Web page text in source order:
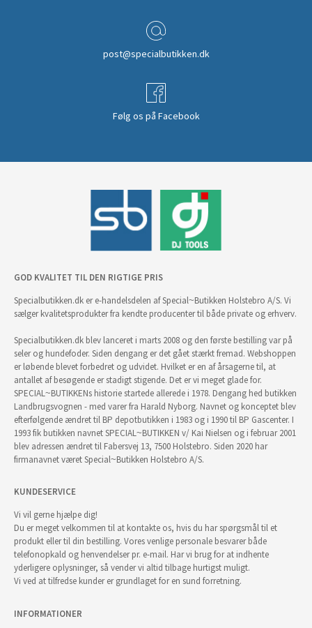
post@specialbutikken.dk
Følg os på Facebook
GOD KVALITET TIL DEN RIGTIGE PRIS
Specialbutikken.dk er e-handelsdelen af Special~Butikken Holstebro A/S. Vi
sælger kvalitetsprodukter fra kendte producenter til både private og erhverv.
Specialbutikken.dk blev lanceret i marts 2008 og den første bestilling var på
seler og hundefoder. Siden dengang er det gået stærkt fremad. Webshoppen
er løbende blevet forbedret og udvidet. Hvilket er en af årsagerne til, at
antallet af besøgende er stadigt stigende. Det er vi meget glade for.
SPECIAL~BUTIKKENs historie startede allerede i 1978. Dengang hed butikken
Landbrugsvognen - med varer fra Harald Nyborg. Navnet og konceptet blev
efterfølgende ændret til BP depotbutikken i 1983 og i 1990 til BP Gascenter. I
1993 fik butikken navnet SPECIAL~BUTIKKEN v/ Kai Nielsen og i februar 2001
blev adressen ændret til Fabersvej 13, 7500 Holstebro. Siden 2020 har
firmanavnet været Special~Butikken Holstebro A/S.
KUNDESERVICE
Vi vil gerne hjælpe dig!
Du er meget velkommen til at kontakte os, hvis du har spørgsmål til et
produkt eller til din bestilling. Vores venlige personale besvarer både
telefonopkald og henvendelser pr. e-mail. Har vi brug for at indhente
yderligere oplysninger, så vender vi altid tilbage hurtigst muligt.
Vi ved at tilfredse kunder er grundlaget for en sund forretning.
INFORMATIONER